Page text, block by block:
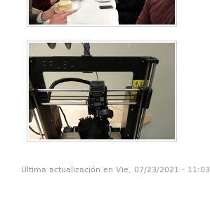
Última actualización en Vie, 07/23/2021 - 11:03